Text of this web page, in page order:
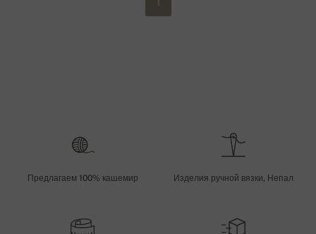
Предлагаем 100% кашемир Изделия ручной вязки, Непал